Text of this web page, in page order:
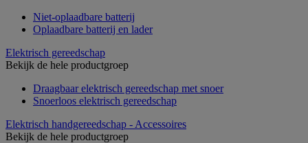
Niet-oplaadbare batterij
Oplaadbare batterij en lader
Elektrisch gereedschap
Bekijk de hele productgroep
Draagbaar elektrisch gereedschap met snoer
Snoerloos elektrisch gereedschap
Elektrisch handgereedschap - Accessoires
Bekijk de hele productgroep